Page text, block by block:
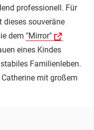
professionell. Für
dieses souveräne
dem "Mirror"
eines Kindes
Familienleben.
mit großem